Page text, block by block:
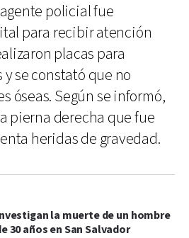
policial fue
para recibir atención
placas para
se constató que no
óseas. Según se informó,
pierna derecha que fue
heridas de gravedad.
la muerte de un hombre
30 años en San Salvador